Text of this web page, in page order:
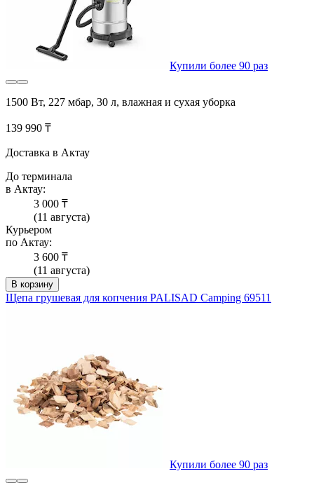
Купили более 90 раз
1500 Вт, 227 мбар, 30 л, влажная и сухая уборка
139 990 ₸
Доставка в Актау
До терминала
в Актау:
3 000 ₸
(11 августа)
Курьером
по Актау:
3 600 ₸
(11 августа)
В корзину
Щепа грушевая для копчения PALISAD Camping 69511
Купили более 90 раз